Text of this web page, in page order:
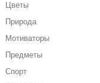
Цветы
Природа
Мотиваторы
Предметы
Спорт